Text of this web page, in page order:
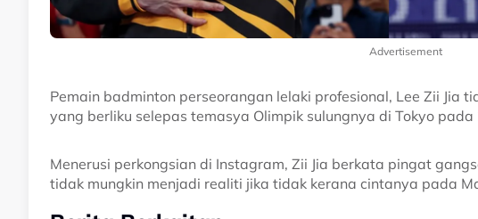
Advertisement
Pemain badminton perseorangan lelaki profesional, Lee Zii Jia
yang berliku selepas temasya Olimpik sulungnya di Tokyo pada
Menerusi perkongsian di Instagram, Zii Jia berkata pingat
tidak mungkin menjadi realiti jika tidak kerana cintanya pada